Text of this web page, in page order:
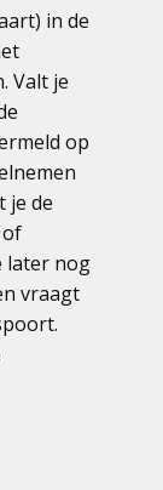
in de
Valt je
op
je de
of
later nog
vraagt